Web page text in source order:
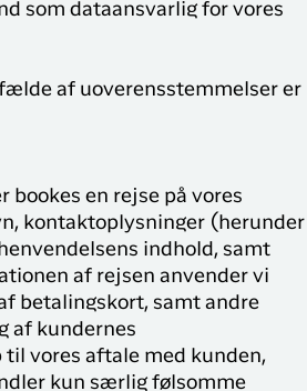
som dataansvarlig for vores
af uoverensstemmelser er
bookes en rejse på vores
kontaktoplysninger (herunder
indhold, samt
af rejsen anvender vi
betalingskort, samt andre
af kundernes
vores aftale med kunden,
kun særlig følsomme